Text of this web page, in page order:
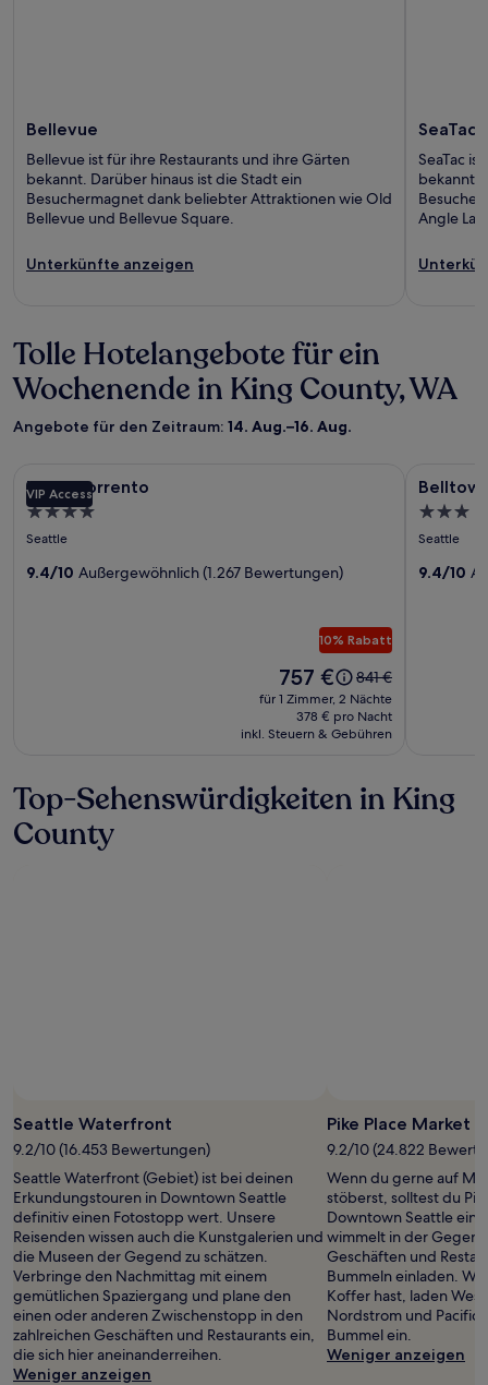
Bellevue
Bellevue ist für ihre Restaurants und ihre Gärten
bekannt. Darüber hinaus ist die Stadt ein
Besuchermagnet dank beliebter Attraktionen wie Old
Bellevue und Bellevue Square.
Unterkünfte anzeigen
SeaTac
SeaTac
bekannt.
Angle
Tolle Hotelangebote für ein
Wochenende in King County, WA
Angebote für den Zeitraum: 14. Aug.–16. Aug.
Bildergalerie
für
Hotel
Sorrento
VIP Access
Hotel Sorrento
4.0-
Sterne-
Seattle
9.4/10 Außergewöhnlich (1.267 Bewertungen)
10% Rabatt
Der
Preis
beträgt
757 €.
757 €
Der
alte
Preis
war
weitere
Informationen
841 €
für 1 Zimmer, 2 Nächte
378 € pro Nacht
inkl. Steuern & Gebühren
für
Flower
Moon
3.0-
Sterne-
Seattle
9.4/10
Top-Sehenswürdigkeiten in King
County
Seattle Waterfront
9.2/10 (16.453 Bewertungen)
Seattle Waterfront (Gebiet) ist bei deinen
Erkundungstouren in Downtown Seattle
definitiv einen Fotostopp wert. Unsere
Reisenden wissen auch die Kunstgalerien und
die Museen der Gegend zu schätzen.
Verbringe den Nachmittag mit einem
gemütlichen Spaziergang und plane den
einen oder anderen Zwischenstopp in den
zahlreichen Geschäften und Restaurants ein,
die sich hier aneinanderreihen.
Weniger anzeigen
Pike Place Market
9.2/10 (24.822
Wenn du gerne auf
stöberst, solltest du
Downtown Seattle
wimmelt in der
Geschäften und
Bummeln einladen.
Koffer hast, laden
Nordstrom und Pacific
Bummel ein.
Weniger anzeigen